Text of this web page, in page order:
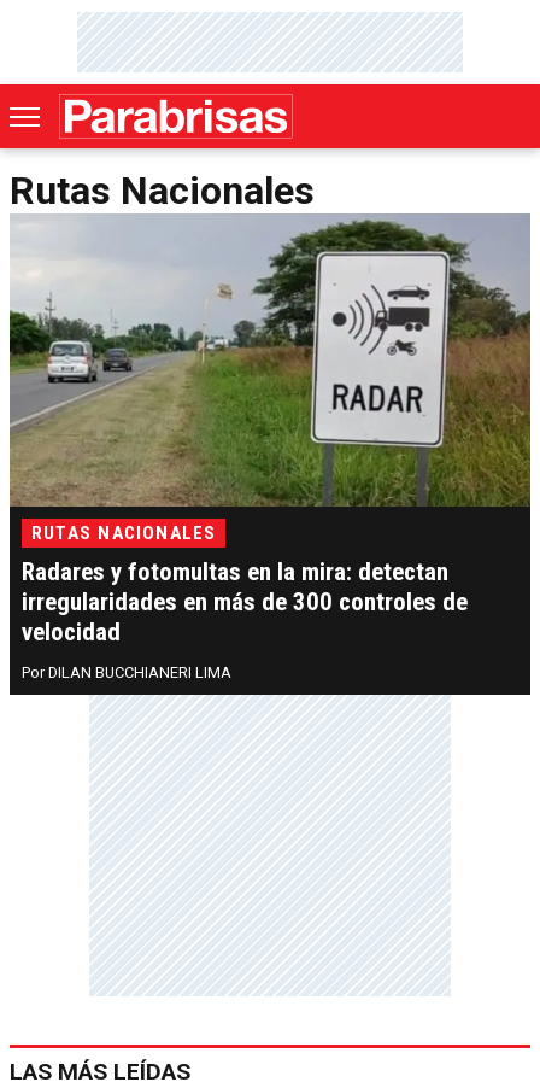
Rutas Nacionales
RUTAS NACIONALES
Radares y fotomultas en la mira: detectan
irregularidades en más de 300 controles de
velocidad
DILAN BUCCHIANERI LIMA
LAS MÁS LEÍDAS